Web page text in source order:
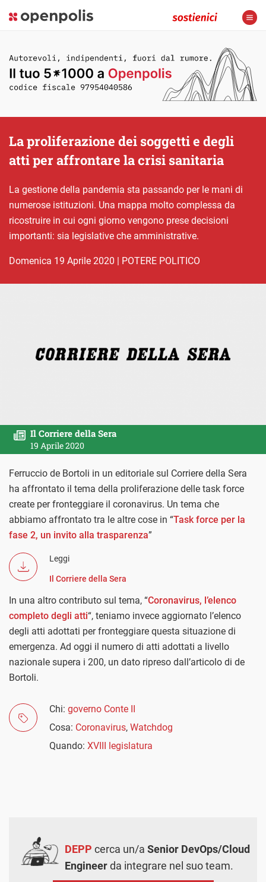
La proliferazione dei soggetti e degli
atti per affrontare la crisi sanitaria
La gestione della pandemia sta passando per le mani di
numerose istituzioni. Una mappa molto complessa da
ricostruire in cui ogni giorno vengono prese decisioni
importanti: sia legislative che amministrative.
domenica 19 Aprile 2020 | POTERE POLITICO
Il Corriere della Sera
19 Aprile 2020
Ferruccio de Bortoli in un editoriale sul Corriere della Sera
ha affrontato il tema della proliferazione delle task force
create per fronteggiare il coronavirus. Un tema che
abbiamo affrontato tra le altre cose in “Task force per la
fase 2, un invito alla trasparenza”
Leggi
Il Corriere della Sera
In una altro contributo sul tema, “Coronavirus, l’elenco
completo degli atti“, teniamo invece aggiornato l’elenco
degli atti adottati per fronteggiare questa situazione di
emergenza. Ad oggi il numero di atti adottati a livello
nazionale supera i 200, un dato ripreso dall’articolo di de
Bortoli.
Chi: governo Conte II
Cosa: Coronavirus, Watchdog
Quando: XVIII legislatura
DEPP cerca un/a Senior DevOps/Cloud
Engineerda integrare nel suo team.